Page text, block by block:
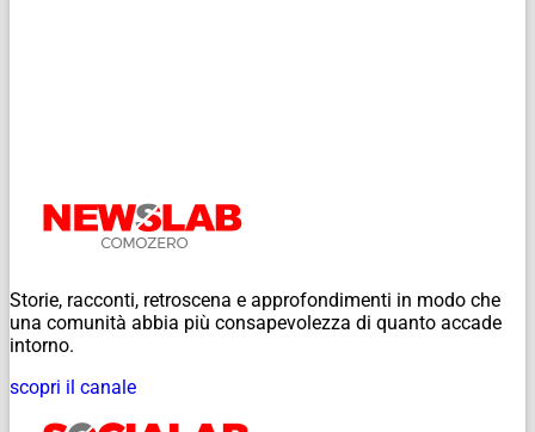
Storie, racconti, retroscena e approfondimenti in modo che
una comunità abbia più consapevolezza di quanto accade
intorno.
scopri il canale